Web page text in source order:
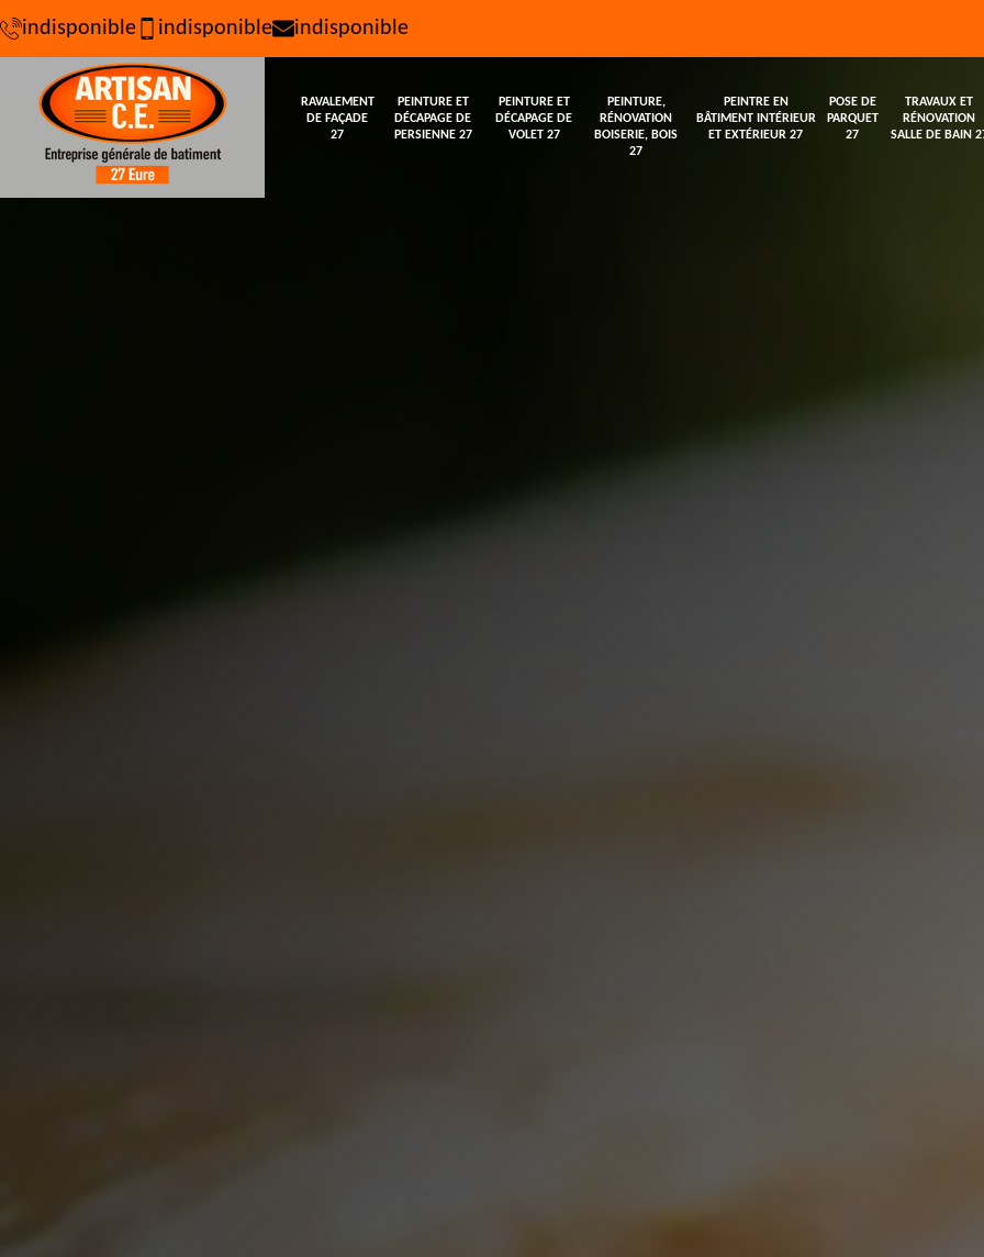
indisponible indisponible indisponible
RAVALEMENT
DE FAÇADE
27
PEINTURE ET
DÉCAPAGE DE
PERSIENNE 27
PEINTURE ET
DÉCAPAGE DE
VOLET 27
PEINTURE,
RÉNOVATION
BOISERIE, BOIS
27
PEINTRE EN
BÂTIMENT INTÉRIEUR
ET EXTÉRIEUR 27
POSE DE
PARQUET
27
TRAVAUX ET
RÉNOVATION
SALLE DE BAIN